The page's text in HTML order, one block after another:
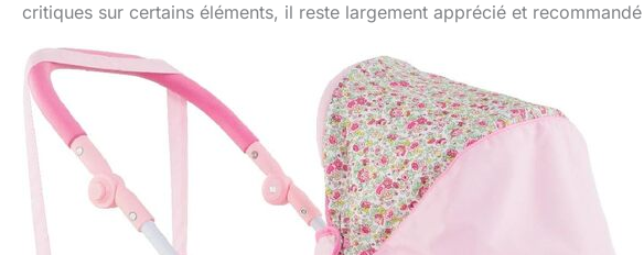
critiques sur certains éléments, il reste largement apprécié et